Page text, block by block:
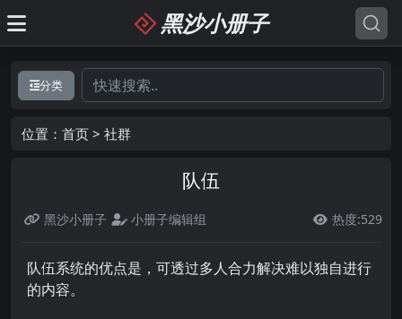
黑沙小册子
分类
位置： 首页 > 社群
队伍
黑沙小册子 小册子编辑组  热度:529
队伍系统的优点是，可透过多人合力解决难以独自进行
的内容。